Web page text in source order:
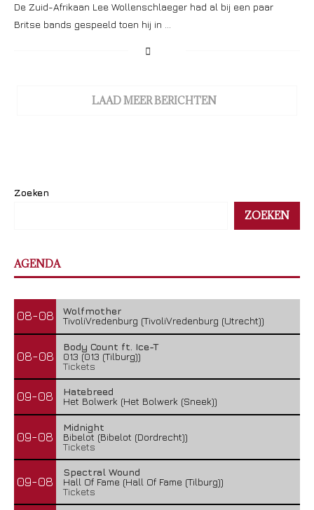
De Zuid-Afrikaan Lee Wollenschlaeger had al bij een paar
Britse bands gespeeld toen hij in …
LAAD MEER BERICHTEN
Zoeken
ZOEKEN
AGENDA
08-08
Wolfmother
TivoliVredenburg (TivoliVredenburg (Utrecht))
08-08
Body Count ft. Ice-T
013 (013 (Tilburg))
Tickets
09-08
Hatebreed
Het Bolwerk (Het Bolwerk (Sneek))
09-08
Midnight
Bibelot (Bibelot (Dordrecht))
Tickets
09-08
Spectral Wound
Hall Of Fame (Hall Of Fame (Tilburg))
Tickets